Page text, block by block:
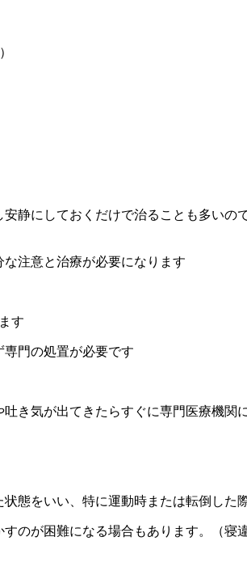
静にしておくだけで治ることも多い
注意と治療が必要になります
す
門の処置が必要です
き気が出てきたらすぐに専門医療機関
態をいい、特に運動時または転倒した
のが困難になる場合もあります。（寝